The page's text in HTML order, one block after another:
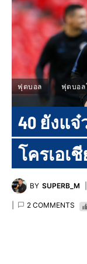
ฟุตบอล ฟุตบอล
40 ยังแจ๋
โครเอเ
BY SUPERB_M
2 COMMENTS